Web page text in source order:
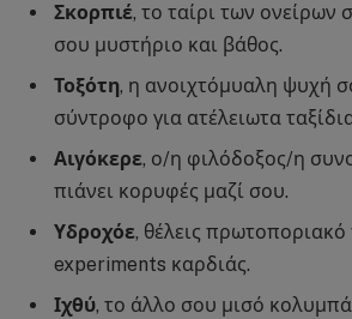
Σκορπιέ, το ταίρι των ονείρων
σου μυστήριο και βάθος.
Τοξότη, η ανοιχτόμυαλη ψυχή
σύντροφο για ατέλειωτα
Αιγόκερε, ο/η φιλόδοξος/η
πιάνει κορυφές μαζί σου.
Υδροχόε, θέλεις πρωτοποριακό
experiments καρδιάς.
Ιχθύ, το άλλο σου μισό